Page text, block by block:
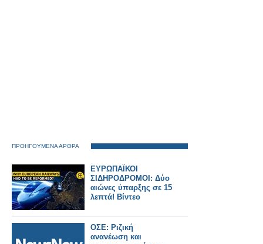
ΠΡΟΗΓΟΥΜΕΝΑ ΑΡΘΡΑ
ΕΥΡΩΠΑΪΚΟΙ
ΣΙΔΗΡΟΔΡΟΜΟΙ: Δύο
αιώνες ύπαρξης σε 15
λεπτά! Βίντεο
ΟΣΕ: Ριζική
ανανέωση και